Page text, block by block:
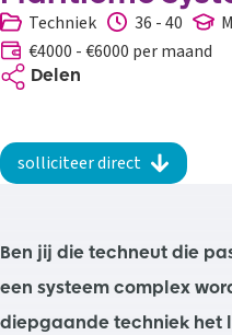
Techniek 36 - 40
€4000 - €6000 per maand
Delen
solliciteer direct
Ben jij die techneut die
een systeem complex
diepgaande techniek het